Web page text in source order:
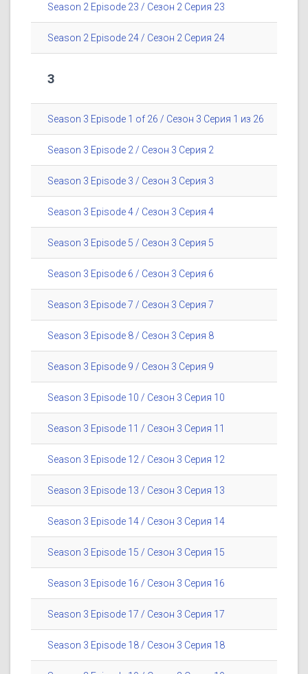
Season 2 Episode 23 / Сезон 2 Серия 23
Season 2 Episode 24 / Сезон 2 Серия 24
3
Season 3 Episode 1 of 26 / Сезон 3 Серия 1 из 26
Season 3 Episode 2 / Сезон 3 Серия 2
Season 3 Episode 3 / Сезон 3 Серия 3
Season 3 Episode 4 / Сезон 3 Серия 4
Season 3 Episode 5 / Сезон 3 Серия 5
Season 3 Episode 6 / Сезон 3 Серия 6
Season 3 Episode 7 / Сезон 3 Серия 7
Season 3 Episode 8 / Сезон 3 Серия 8
Season 3 Episode 9 / Сезон 3 Серия 9
Season 3 Episode 10 / Сезон 3 Серия 10
Season 3 Episode 11 / Сезон 3 Серия 11
Season 3 Episode 12 / Сезон 3 Серия 12
Season 3 Episode 13 / Сезон 3 Серия 13
Season 3 Episode 14 / Сезон 3 Серия 14
Season 3 Episode 15 / Сезон 3 Серия 15
Season 3 Episode 16 / Сезон 3 Серия 16
Season 3 Episode 17 / Сезон 3 Серия 17
Season 3 Episode 18 / Сезон 3 Серия 18